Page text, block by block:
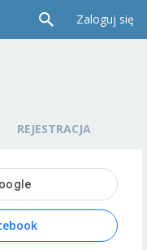
Zaloguj się
REJESTRACJA